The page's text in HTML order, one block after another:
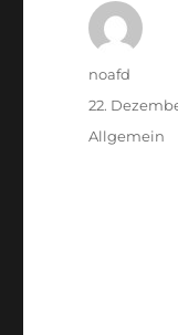
Autor
noafd
am
22.
Kategorien
Allgemein